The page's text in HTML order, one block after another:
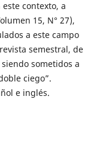
contexto, a
15, N° 27),
a este campo
semestral, de
sometidos a
ciego”.
e inglés.